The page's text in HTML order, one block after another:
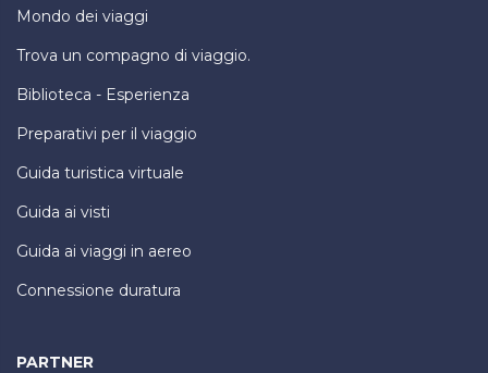
Mondo dei viaggi
Trova un compagno di viaggio.
Biblioteca - Esperienza
Preparativi per il viaggio
Guida turistica virtuale
Guida ai visti
Guida ai viaggi in aereo
Connessione duratura
PARTNER